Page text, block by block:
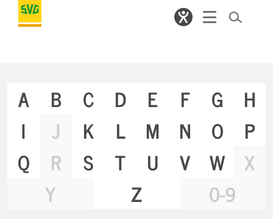
A B C D E F G
H
I
J K L M N O
P
Q
R S T U V W
X
Y
Z 0-9